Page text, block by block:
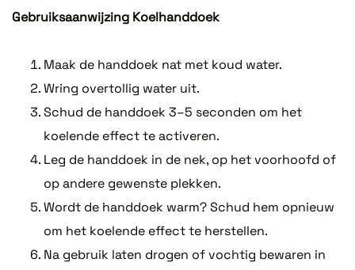
Gebruiksaanwijzing Koelhanddoek
Maak de handdoek nat met koud water.
Wring overtollig water uit.
Schud de handdoek 3–5 seconden om het
koelende effect te activeren.
Leg de handdoek in de nek, op het voorhoofd of
op andere gewenste plekken.
Wordt de handdoek warm? Schud hem opnieuw
om het koelende effect te herstellen.
Na gebruik laten drogen of vochtig bewaren in